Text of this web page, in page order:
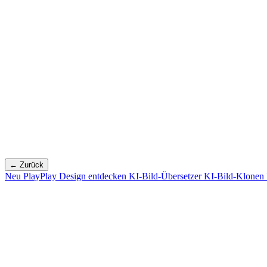
← Zurück
Neu PlayPlay Design entdecken KI-Bild-ÜbersetzerKI-Bild-Klonen